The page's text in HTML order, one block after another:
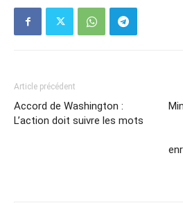
Article précédent
Accord de Washington :
L’action doit suivre les mots